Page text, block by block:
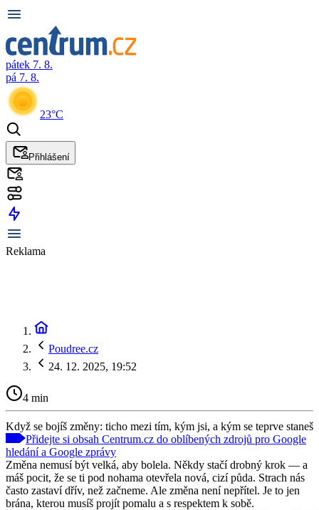
pátek 7. 8.
pá 7. 8.
23°C
Přihlášení
Reklama
Poudree.cz
24. 12. 2025, 19:52
4 min
Když se bojíš změny: ticho mezi tím, kým jsi, a kým se teprve staneš
Přidejte si obsah Centrum.cz do oblíbených zdrojů pro Google
hledání a Google zprávy
Změna nemusí být velká, aby bolela. Někdy stačí drobný krok — a
máš pocit, že se ti pod nohama otevřela nová, cizí půda. Strach nás
často zastaví dřív, než začneme. Ale změna není nepřítel. Je to jen
brána, kterou musíš projít pomalu a s respektem k sobě.